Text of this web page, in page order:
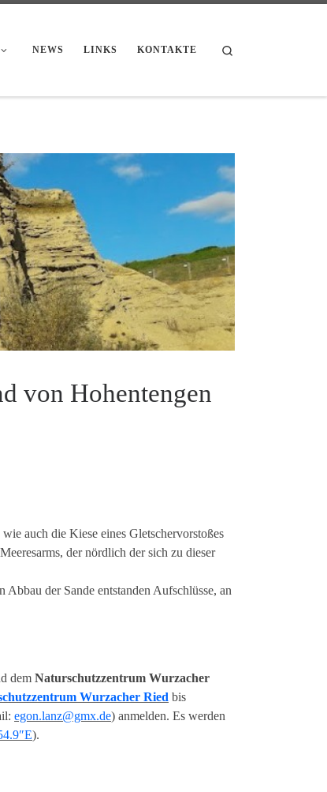
NEWS LINKS KONTAKTE
von Hohentengen
auch die Kiese eines Gletschervorstoßes
der nördlich der sich zu dieser
der Sande entstanden Aufschlüsse, an
dem Naturschutzzentrum Wurzacher
Wurzacher Ried bis
egon.lanz@gmx.de) anmelden. Es werden
).